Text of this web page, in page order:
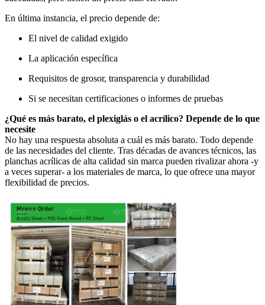
En última instancia, el precio depende de:
El nivel de calidad exigido
La aplicación específica
Requisitos de grosor, transparencia y durabilidad
Si se necesitan certificaciones o informes de pruebas
¿Qué es más barato, el plexiglás o el acrílico? Depende de lo que
necesite
No hay una respuesta absoluta a cuál es más barato. Todo depende
de las necesidades del cliente. Tras décadas de avances técnicos, las
planchas acrílicas de alta calidad sin marca pueden rivalizar ahora -y
a veces superar- a los materiales de marca, lo que ofrece una mayor
flexibilidad de precios.